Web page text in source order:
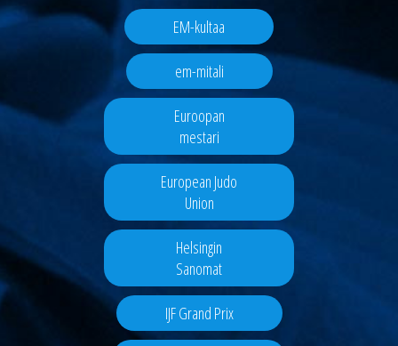
EM-kultaa
em-mitali
Euroopan
mestari
European Judo
Union
Helsingin
Sanomat
IJF Grand Prix